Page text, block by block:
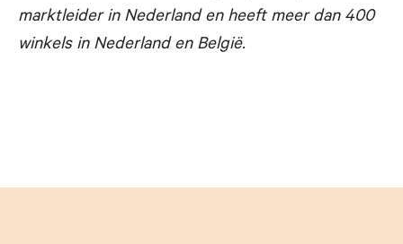
marktleider in Nederland en heeft meer dan 400
winkels in Nederland en België.